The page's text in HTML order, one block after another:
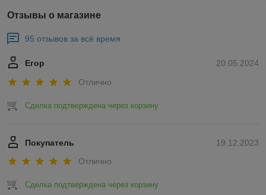
Отзывы о магазине
95 отзывов за всё время
20.05.2024
Егор
Отлично
Сделка подтверждена через корзину
19.12.2023
Покупатель
Отлично
Сделка подтверждена через корзину